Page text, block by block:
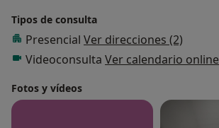
Tipos de consulta
Presencial Ver direcciones (2)
Videoconsulta Ver calendario online
Fotos y vídeos